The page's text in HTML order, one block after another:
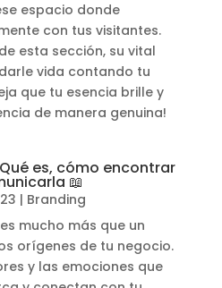
espacio donde
con tus visitantes.
esta sección, su vital
vida contando tu
que tu esencia brille y
de manera genuina!
es, cómo encontrar
📖
| Branding
mucho más que un
orígenes de tu negocio.
y las emociones que